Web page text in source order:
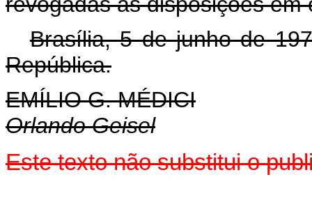
Brasília, 5 de junho de
República.
EMÍLIO G. MÉDICI
Orlando Geisel
Este texto não substitui o